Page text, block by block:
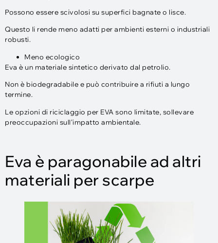
Possono essere scivolosi su superfici bagnate o lisce.
Questo li rende meno adatti per ambienti esterni o industriali
robusti.
Meno ecologico
Eva è un materiale sintetico derivato dal petrolio.
Non è biodegradabile e può contribuire a rifiuti a lungo
termine.
Le opzioni di riciclaggio per EVA sono limitate, sollevare
preoccupazioni sull'impatto ambientale.
Eva è paragonabile ad altri
materiali per scarpe